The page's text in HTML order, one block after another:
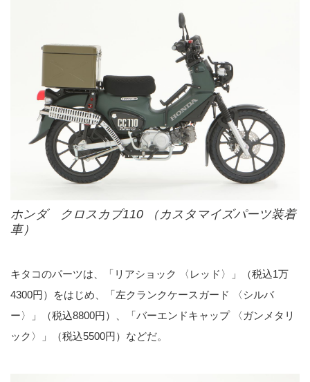
ホンダ クロスカブ110 （カスタマイズパーツ装着
車）
キタコのパーツは、「リアショック 〈レッド〉」（税込1万
4300円）をはじめ、「左クランクケースガード 〈シルバ
ー〉」（税込8800円）、「バーエンドキャップ 〈ガンメタリ
ック〉」（税込5500円）などだ。